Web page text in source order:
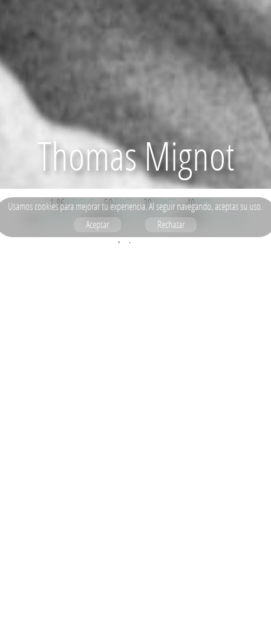
Thomas Mignot
1.86HEIGHT 50BUST 39WAIST 40HIPS
MORENO HAIR COLOR
Instagram
Usamos cookiespara mejorar tu experiencia. Al seguir navegando, aceptas su uso.
Aceptar
Rechazar